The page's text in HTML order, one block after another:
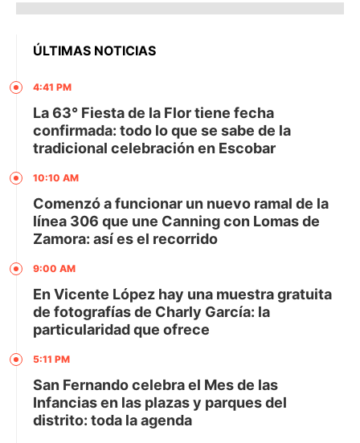
ÚLTIMAS NOTICIAS
4:41 PM
La 63° Fiesta de la Flor tiene fecha
confirmada: todo lo que se sabe de la
tradicional celebración en Escobar
10:10 AM
Comenzó a funcionar un nuevo ramal de la
línea 306 que une Canning con Lomas de
Zamora: así es el recorrido
9:00 AM
En Vicente López hay una muestra gratuita
de fotografías de Charly García: la
particularidad que ofrece
5:11 PM
San Fernando celebra el Mes de las
Infancias en las plazas y parques del
distrito: toda la agenda